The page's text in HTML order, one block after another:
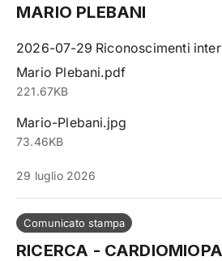
MARIO PLEBANI
2026-07-29 Riconoscimenti
Mario Plebani.pdf
221.67KB
Mario-Plebani.jpg
73.46KB
29 luglio 2026
Comunicato stampa
RICERCA -